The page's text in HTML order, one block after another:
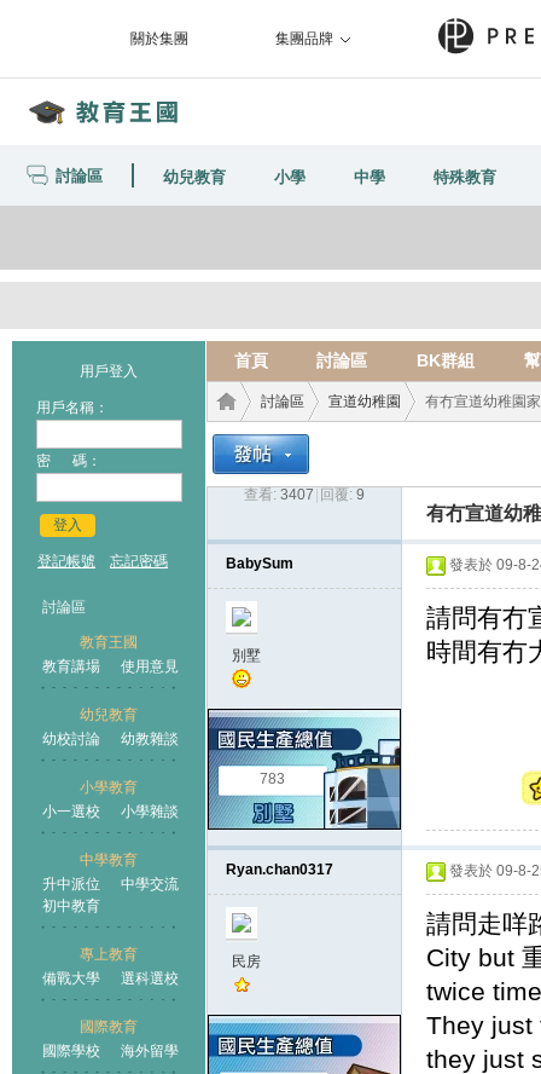
關於集團 集團品牌
討論區 幼兒教育 小學 中學 特殊教育
用戶登入
用戶名稱：
密 碼：
登入
登記帳號 忘記密碼
討論區
教育王國
教育講場
使用意見
幼兒教育
幼校討論
幼教雜談
小學教育
小一選校
小學雜談
中學教育
升中派位
中學交流
初中教育
專上教育
備戰大學
選科選校
國際教育
國際學校
海外留學
首頁 討論區 BK群組
王國
討論區
›
宣道幼稚園 有冇宣道幼稚園
查看: 3407 回覆: 9
有冇宣道幼
BabySum
別墅
783
發表於 09-8-
請問有冇
時間有冇
Ryan.chan0317
民房
發表於 09-8-
請問走咩
City but
twice
They just
they just